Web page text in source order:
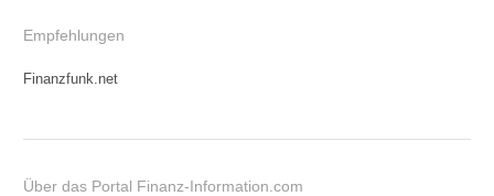
Empfehlungen
Finanzfunk.net
Über das Portal Finanz-Information.com